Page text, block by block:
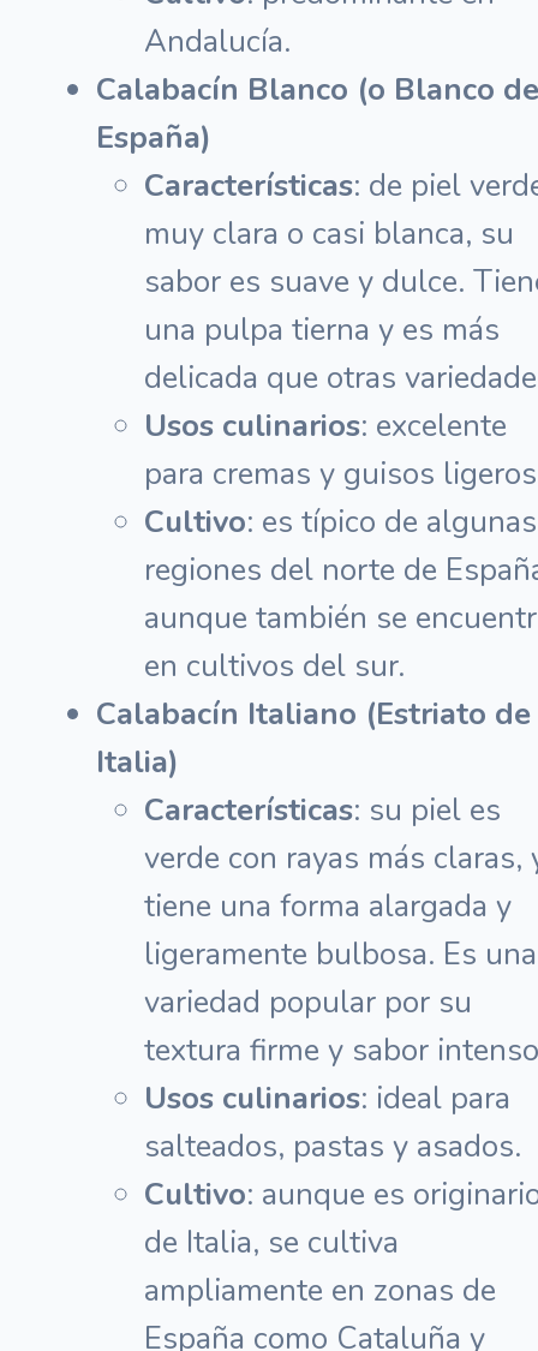
Andalucía.
Calabacín Blanco (o Blanco de
España)
Características: de piel
muy clara o casi blanca, su
sabor es suave y dulce.
una pulpa tierna y es más
delicada que otras
Usos culinarios: excelente
para cremas y guisos
Cultivo: es típico de algunas
regiones del norte de
aunque también se
en cultivos del sur.
Calabacín Italiano (Estriato de
Italia)
Características: su piel es
verde con rayas más claras,
tiene una forma alargada y
ligeramente bulbosa. Es una
variedad popular por su
textura firme y sabor
Usos culinarios: ideal para
salteados, pastas y asados.
Cultivo: aunque es
de Italia, se cultiva
ampliamente en zonas de
España como Cataluña y